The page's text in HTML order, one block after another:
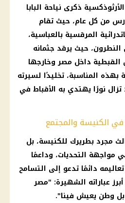
ذكرى نياحة البابا
الثالث يوم 17 مارس من كل عام، حيث تقام
المرقسية بالعباسية،
النطرون، حيث يرقد جثمانه
داخل مصر وخارجها
بهذه المناسبة، تخليدًا لسيرته
تزال نورًا يهتدي به الأقباط في
في الكنيسة والمجتمع
مجرد بطريرك للكنيسة، بل
مواجهة التحديات، وداعمًا
دائمًا تدعو إلى التسامح
عباراته الشهيرة: "مصر
وطن يعيش فينا".